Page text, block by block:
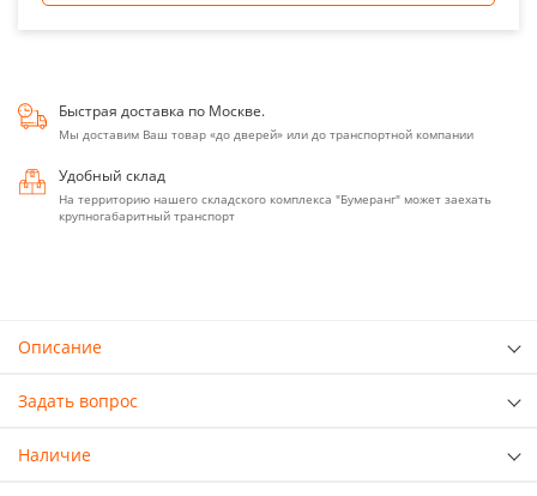
Быстрая доставка по Москве.
Мы доставим Ваш товар «до дверей» или до транспортной компании
Удобный склад
На территорию нашего складского комплекса "Бумеранг" может заехать
крупногабаритный транспорт
Описание
Задать вопрос
Наличие